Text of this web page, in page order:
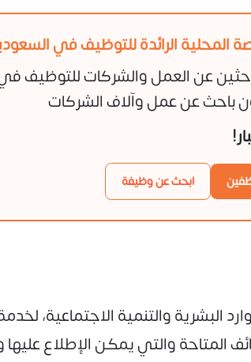
المحلية الرائدة للتوظيف في
عن العمل والشركات للتوظيف
باحث عن عمل وآلاف الشركات
ابحث عن وظيفة
البشرية والتنمية
والتي يمكن الإطلاع عليها